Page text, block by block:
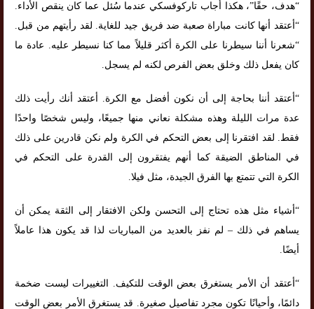
“هدف، حقًا”، هكذا أجاب تاركوفسكي عندما سُئل عما كان ينقص الأداء.
“أعتقد أنها كانت مباراة صعبة ضد فريق جيد للغاية. لقد رأيتهم من قبل.
“شعرنا أننا سيطرنا على الكرة أكثر قليلاً مما كنا نسيطر عليه. عادة ما
كان يفعل ذلك وخلق بعض الفرص لكنه لم يسجل.
“أعتقد أننا بحاجة إلى أن نكون أفضل مع الكرة. أعتقد أنك رأيت ذلك
عدة مرات الليلة وهذه مشكلة نعاني منها جميعًا، وليس شخصًا واحدًا
فقط. لقد افتقرنا إلى بعض التحكم في الكرة ولم نكن قادرين على ذلك
في المناطق الضيقة كما أنهم يفتقرون إلى القدرة على التحكم في
الكرة التي تتمتع بها الفرق الجيدة، مثل فيلا.
“أشياء مثل هذه تحتاج إلى التحسن ولكن الافتقار إلى الثقة يمكن أن
يساهم في ذلك – لم نفز بالعديد من المباريات لذا قد يكون هذا عاملاً
أيضًا.
“أعتقد أن الأمر يستغرق بعض الوقت للتكيف. التغييرات ليست ضخمة
دائمًا، وأحيانًا تكون مجرد تفاصيل صغيرة. قد يستغرق الأمر بعض الوقت